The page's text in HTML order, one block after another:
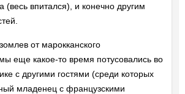
(весь впитался), и конечно другим
от марокканского
еще какое-то время потусовались во
с другими гостями (среди которых
младенец с французскими